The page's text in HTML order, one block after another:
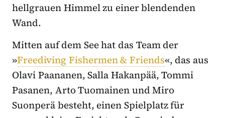
hellgrauen Himmel zu einer blendenden
Wand.
Mitten auf dem See hat das Team der
»Freediving Fishermen & Friends«, das aus
Olavi Paananen, Salla Hakanpää, Tommi
Pasanen, Arto Tuomainen und Miro
Suonperä besteht, einen Spielplatz für